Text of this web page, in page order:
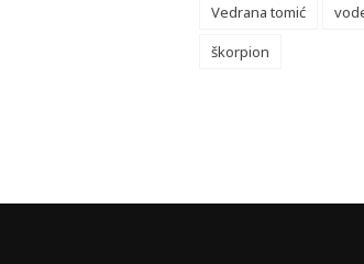
Vedrana tomić
škorpion